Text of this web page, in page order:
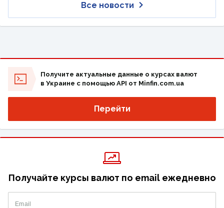
Все новости
Получите актуальные данные о курсах валют
в Украине с помощью API от Minfin.com.ua
Перейти
Получайте курсы валют по email ежедневно
Email